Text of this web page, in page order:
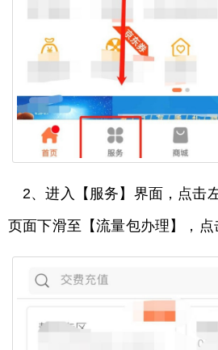
2、进入【服务】界面，点击
页面下滑至【流量包办理】，点